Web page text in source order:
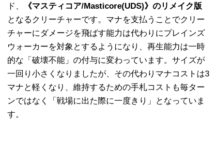
ド、
《マスティコア/Masticore(UDS)》のリメイク版
となるクリーチャーです。マナを支払うことでクリー
チャーにダメージを飛ばす能力は代わりにプレインズ
ウォーカーを対象とするようになり、再生能力は一時
的な「破壊不能」の付与に変わっています。サイズが
一回り小さくなりましたが、その代わりマナコストは3
マナと軽くなり、維持するための手札コストも毎ター
ンではなく「戦場に出た際に一度きり」となっていま
す。